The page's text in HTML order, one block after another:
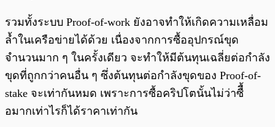
รวมทั้งระบบ Proof-of-work ยังอาจทำให้เกิดความเหลื่อม
ล้ำในเครือข่ายได้ด้วย เนื่องจากการซื้ออุปกรณ์ขุด
จำนวนมาก ๆ ในครั้งเดียว จะทำให้มีต้นทุนเฉลี่ยต่อกำลัง
ขุดที่ถูกกว่าคนอื่น ๆ ซึ่งต้นทุนต่อกำลังขุดของ Proof-of-
stake จะเท่ากันหมด เพราะการซื้อคริปโตนั้นไม่ว่าซืื้
อมากเท่าไรก็ได้ราคาเท่ากัน